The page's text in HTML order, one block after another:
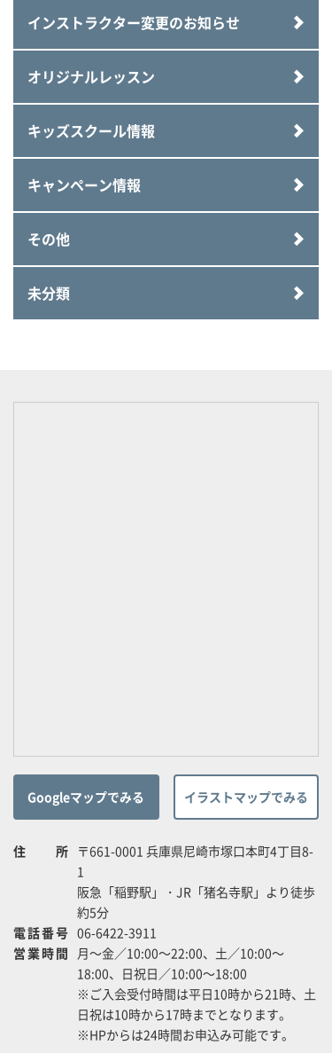
インストラクター変更のお知らせ
オリジナルレッスン
キッズスクール情報
キャンペーン情報
その他
未分類
Googleマップでみる イラストマップでみる
住所 〒661-0001 兵庫県尼崎市塚口本町4丁目8-
1
阪急「稲野駅」・JR「猪名寺駅」より徒歩
約5分
電話番号 06-6422-3911
営業時間 月～金／10:00～22:00、土／10:00～
18:00、日祝日／10:00～18:00
※ご入会受付時間は平日10時から21時、土
日祝は10時から17時までとなります。
※HPからは24時間お申込み可能です。